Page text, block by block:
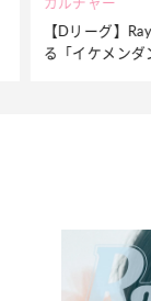
夏だからこそ“
ケア】アイテ